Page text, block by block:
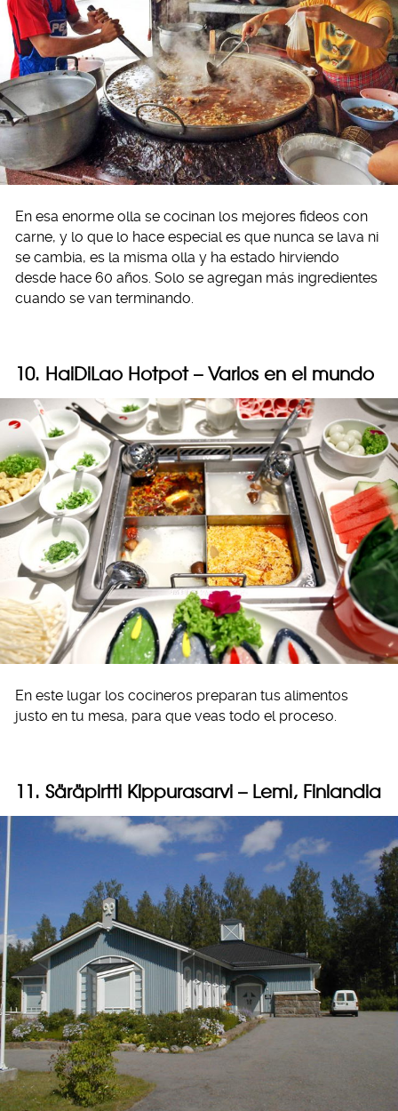
En esa enorme olla se cocinan los mejores fideos con
carne, y lo que lo hace especial es que nunca se lava ni
se cambia, es la misma olla y ha estado hirviendo
desde hace 60 años. Solo se agregan más ingredientes
cuando se van terminando.
10. HaiDiLao Hotpot – Varios en el mundo
En este lugar los cocineros preparan tus alimentos
justo en tu mesa, para que veas todo el proceso.
11. Säräpirtti Kippurasarvi – Lemi, Finlandia